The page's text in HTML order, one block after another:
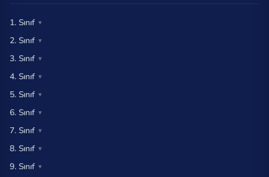
1. Sınıf
2. Sınıf
3. Sınıf
4. Sınıf
5. Sınıf
6. Sınıf
7. Sınıf
8. Sınıf
9. Sınıf